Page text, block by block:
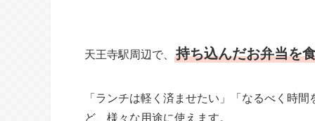
天王寺駅周辺で、 持ち込んだお弁当を
「ランチは軽く済ませたい」「なるべく時
ど、様々な用途に使えます。